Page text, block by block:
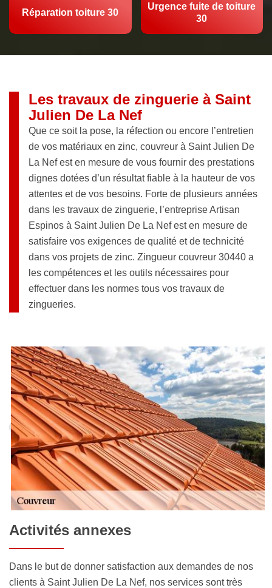
Réparation toiture 30
Urgence fuite de toiture
30
Les travaux de zinguerie à Saint
Julien De La Nef
Que ce soit la pose, la réfection ou encore l’entretien
de vos matériaux en zinc, couvreur à Saint Julien De
La Nef est en mesure de vous fournir des prestations
dignes dotées d’un résultat fiable à la hauteur de vos
attentes et de vos besoins. Forte de plusieurs années
dans les travaux de zinguerie, l’entreprise Artisan
Espinos à Saint Julien De La Nef est en mesure de
satisfaire vos exigences de qualité et de technicité
dans vos projets de zinc. Zingueur couvreur 30440 a
les compétences et les outils nécessaires pour
effectuer dans les normes tous vos travaux de
zingueries.
Activités annexes
Dans le but de donner satisfaction aux demandes de nos
clients à Saint Julien De La Nef, nos services sont très